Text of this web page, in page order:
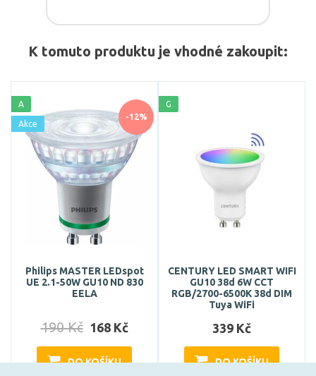
K tomuto produktu je vhodné zakoupit:
-12%
A
Akce
Philips MASTER LEDspot
UE 2.1-50W GU10 ND 830
EELA
190 Kč 168 Kč
DO KOŠÍKU
G
CENTURY LED SMART WIFI
GU10 38d 6W CCT
RGB/2700-6500K 38d DIM
Tuya WiFi
339 Kč
DO KOŠÍKU